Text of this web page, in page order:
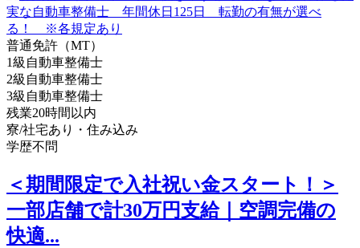
普通免許（MT）
1級自動車整備士
2級自動車整備士
3級自動車整備士
残業20時間以内
寮/社宅あり・住み込み
学歴不問
＜期間限定で入社祝い金スタート！＞
一部店舗で計30万円支給｜空調完備の
快適...